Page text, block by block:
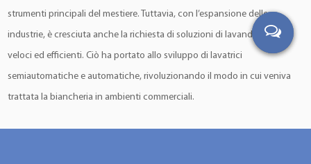
strumenti principali del mestiere. Tuttavia, con l’espansione delle
industrie, è cresciuta anche la richiesta di soluzioni di lavanderia più
veloci ed efficienti. Ciò ha portato allo sviluppo di lavatrici
semiautomatiche e automatiche, rivoluzionando il modo in cui veniva
trattata la biancheria in ambienti commerciali.